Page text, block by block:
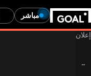
مباشر